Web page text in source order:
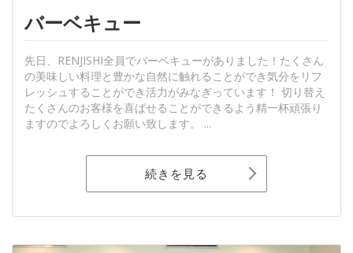
バーベキュー
先日、RENJISHI全員でバーベキューがありました！たくさん
の美味しい料理と豊かな自然に触れることができ気分をリフ
レッシュすることができ活力がみなぎっています！ 切り替え
たくさんのお客様を喜ばせることができるよう精一杯頑張り
ますのでよろしくお願い致します。 ...
続きを見る